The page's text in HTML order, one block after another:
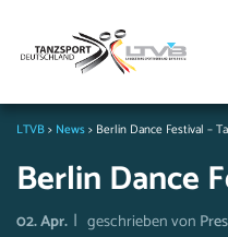
LTVB> News> Berlin Dance Festival –
Berlin Dance
02. Apr. | geschrieben von